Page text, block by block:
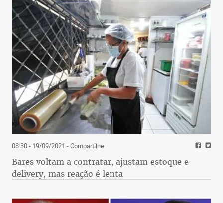
08:30 - 19/09/2021 - Compartilhe
Bares voltam a contratar, ajustam estoque e
delivery, mas reação é lenta